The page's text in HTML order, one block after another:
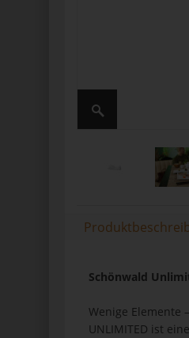
Schönwald
Wenige Elemente
UNLIMITED ist